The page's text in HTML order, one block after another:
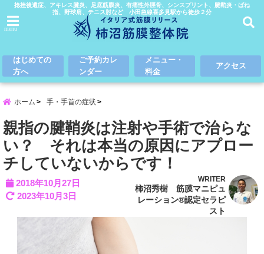
捻挫後遺症、アキレス腱炎、足底筋膜炎、有痛性外脛骨、シンスプリント、腱鞘炎・ばね
指、野球肩、テニス肘など 小田急線喜多見駅から徒歩２分
menu
はじめての
方へ
ご予約カレ
ンダー
メニュー・
料金
アクセス
ホーム 手・手首の症状
親指の腱鞘炎は注射や手術で治らな
い？ それは本当の原因にアプロー
チしていないからです！
2018年10月27日
2023年10月3日
WRITER
柿沼秀樹 筋膜マニピュ
レーション®認定セラピ
スト